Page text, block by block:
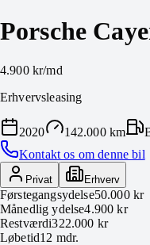
Porsche
4.900 kr/md
Erhvervsleasing
2020 142.000 km
Kontakt os om denne bil
Privat Erhverv
Førstegangsydelse50.000 kr
Månedlig ydelse4.900 kr
Restværdi322.000 kr
Løbetid12 mdr.